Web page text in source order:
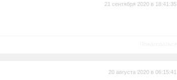
21 сентября 2020 в 18:41:35
20 августа 2020 в 06:15:41